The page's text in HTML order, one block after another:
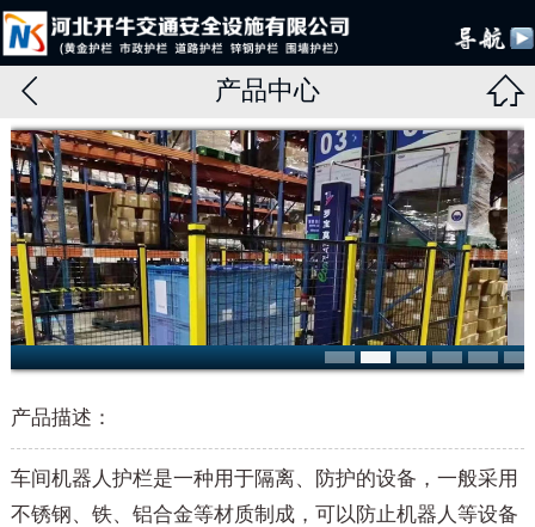
 产品中心 
产品描述：
车间机器人护栏是一种用于隔离、防护的设备，一般采用
不锈钢、铁、铝合金等材质制成，可以防止机器人等设备